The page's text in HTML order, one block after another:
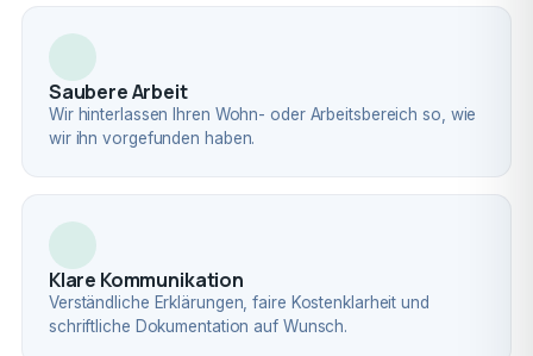
Saubere Arbeit
Wir hinterlassen Ihren Wohn- oder Arbeitsbereich so, wie
wir ihn vorgefunden haben.
Klare Kommunikation
Verständliche Erklärungen, faire Kostenklarheit und
schriftliche Dokumentation auf Wunsch.